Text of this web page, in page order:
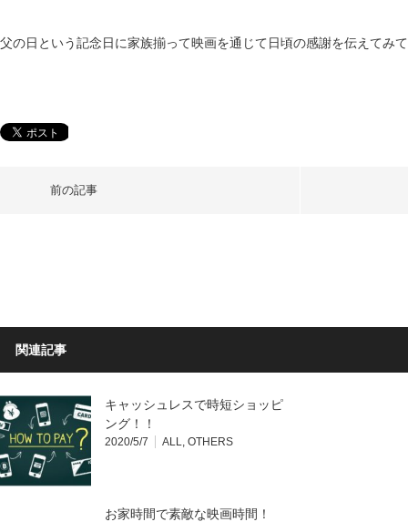
父の日という記念日に家族揃って映画を通じて日頃の感謝を伝えてみ
前の記事
関連記事
キャッシュレスで時短ショッピ
ング！！
2020/5/7 ALL, OTHERS
お家時間で素敵な映画時間！